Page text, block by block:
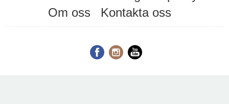
Om oss
Kontakta oss